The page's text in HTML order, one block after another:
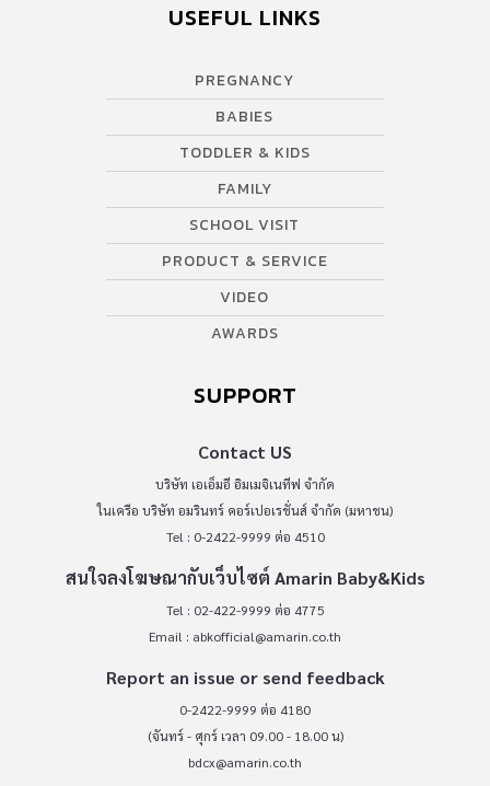
USEFUL LINKS
PREGNANCY
BABIES
TODDLER & KIDS
FAMILY
SCHOOL VISIT
PRODUCT & SERVICE
VIDEO
AWARDS
SUPPORT
Contact US
บริษัท เอเอ็มอี อิมเมจิเนทีฟ จำกัด
ในเครือ บริษัท อมรินทร์ คอร์เปอเรชั่นส์ จำกัด (มหาชน)
Tel : 0-2422-9999 ต่อ 4510
สนใจลงโฆษณากับเว็บไซต์ Amarin Baby&Kids
Tel : 02-422-9999 ต่อ 4775
Email : abkofficial@amarin.co.th
Report an issue or send feedback
0-2422-9999 ต่อ 4180
(จันทร์ - ศุกร์ เวลา 09.00 - 18.00 น)
bdcx@amarin.co.th